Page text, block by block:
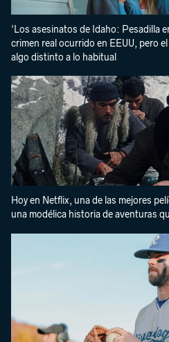
'Los asesinatos de Idaho: Pesadilla
crimen real ocurrido en EEUU, pero
algo distinto a lo habitual
Hoy en Netflix, una de las mejores
una modélica historia de aventuras